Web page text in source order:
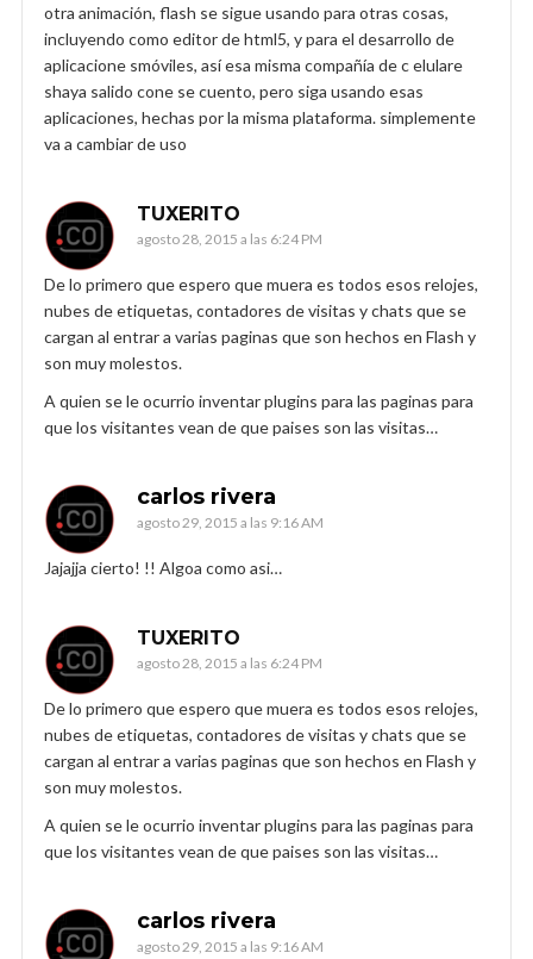
otra animación, flash se sigue usando para otras cosas,
incluyendo como editor de html5, y para el desarrollo de
aplicacione smóviles, así esa misma compañía de c elulare
shaya salido cone se cuento, pero siga usando esas
aplicaciones, hechas por la misma plataforma. simplemente
va a cambiar de uso
TUXERITO
agosto 28, 2015 a las 6:24 PM
De lo primero que espero que muera es todos esos relojes,
nubes de etiquetas, contadores de visitas y chats que se
cargan al entrar a varias paginas que son hechos en Flash y
son muy molestos.
A quien se le ocurrio inventar plugins para las paginas para
que los visitantes vean de que paises son las visitas…
carlos rivera
agosto 29, 2015 a las 9:16 AM
Jajajja cierto! !! Algoa como asi…
TUXERITO
agosto 28, 2015 a las 6:24 PM
De lo primero que espero que muera es todos esos relojes,
nubes de etiquetas, contadores de visitas y chats que se
cargan al entrar a varias paginas que son hechos en Flash y
son muy molestos.
A quien se le ocurrio inventar plugins para las paginas para
que los visitantes vean de que paises son las visitas…
carlos rivera
agosto 29, 2015 a las 9:16 AM